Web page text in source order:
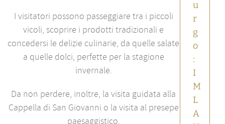
I visitatori possono passeggiare tra i piccoli
vicoli, scoprire i prodotti tradizionali e
concedersi le delizie culinarie, da quelle salate
a quelle dolci, perfette per la stagione
invernale.
Da non perdere, inoltre, la visita guidata alla
Cappella di San Giovanni o la visita al presepe
paesaggistico.
u
r
g
o
:
I
M
L
A